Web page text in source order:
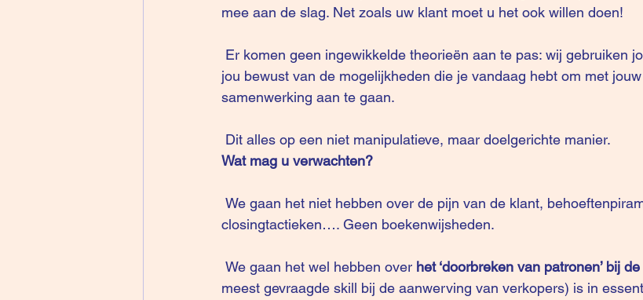
mee aan de slag. Net zoals uw klant moet u het ook willen doen!
jou bewust van de mogelijkheden die je vandaag hebt om met
samenwerking aan te gaan.
Dit alles op een niet manipulatieve, maar doelgerichte manier.
Wat mag u verwachten?
closingtactieken…. Geen boekenwijsheden.
We gaan het wel hebben over het ‘doorbreken van patronen’ bij
meest gevraagde skill bij de aanwerving van verkopers) is in